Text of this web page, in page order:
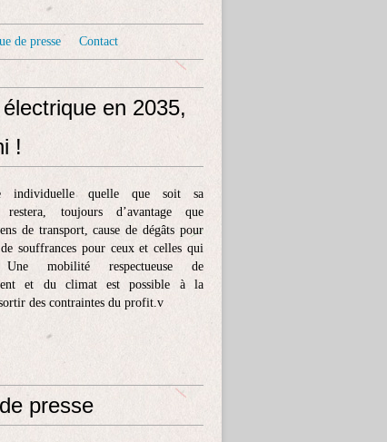
de presse Contact
en 2035,
!
individuelle quelle que soit sa
restera, toujours d’avantage que
de transport, cause de dégâts pour
souffrances pour ceux et celles qui
Une mobilité respectueuse de
et du climat est possible à la
des contraintes du profit.v
presse